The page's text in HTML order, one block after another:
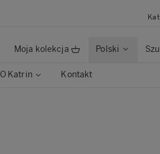
Moja kolekcja Polski
O Katrin Kontakt